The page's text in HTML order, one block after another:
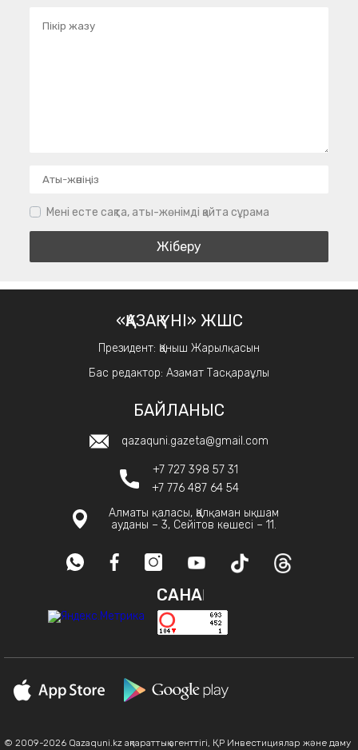
Мені есте сақта, аты-жөнімді қайта сұрама
«ҚАЗАҚ ҮНІ» ЖШС
Президент: Қаныш Жарылқасын
Бас редактор: Азамат Тасқараұлы
БАЙЛАНЫС
qazaquni.gazeta@gmail.com
+7 727 398 57 31
+7 776 487 64 54
Алматы қаласы, Қалқаман ықшам
ауданы – 3, Сейітов көшесі – 11.
САНАҚ
© 2009-2026 Qazaquni.kz ақпараттық агенттігі, ҚР Инвестициялар және даму